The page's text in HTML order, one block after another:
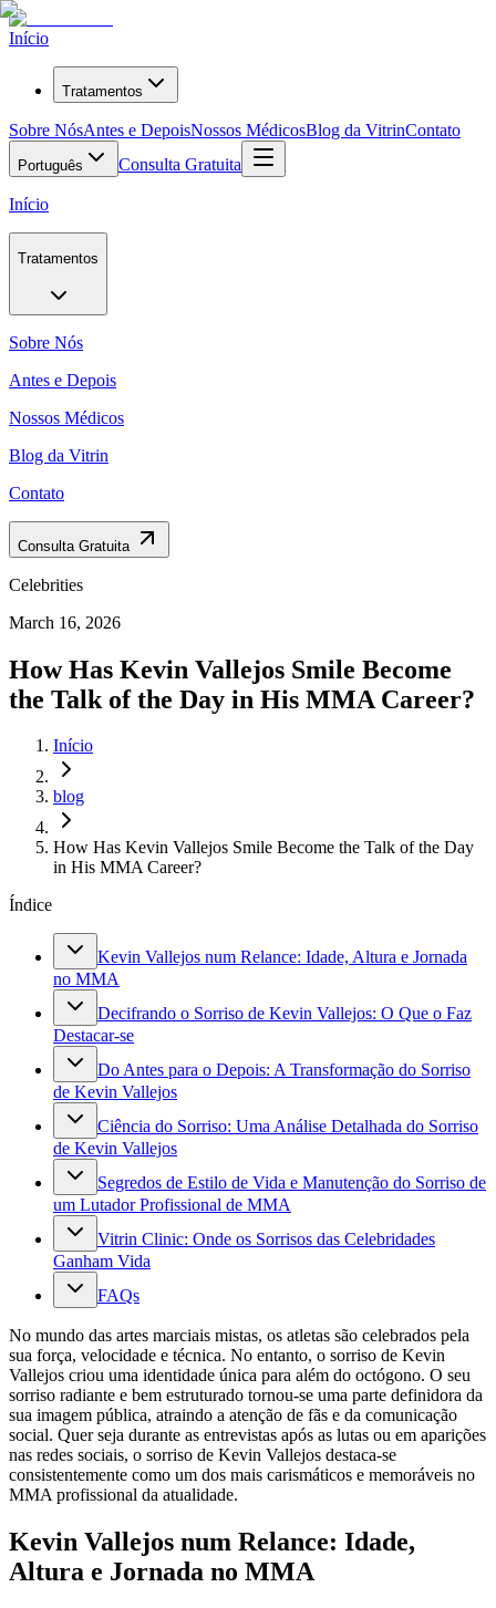
Início
Tratamentos
Sobre NósAntes e DepoisNossos MédicosBlog da VitrinContato
Português Consulta Gratuita
Início
Tratamentos
Sobre Nós
Antes e Depois
Nossos Médicos
Blog da Vitrin
Contato
Consulta Gratuita
Celebrities
March 16, 2026
How Has Kevin Vallejos Smile Become
the Talk of the Day in His MMA Career?
Início
blog
How Has Kevin Vallejos Smile Become the Talk of the Day
in His MMA Career?
Índice
Kevin Vallejos num Relance: Idade, Altura e Jornada
no MMA
Decifrando o Sorriso de Kevin Vallejos: O Que o Faz
Destacar-se
Do Antes para o Depois: A Transformação do Sorriso
de Kevin Vallejos
Ciência do Sorriso: Uma Análise Detalhada do Sorriso
de Kevin Vallejos
Segredos de Estilo de Vida e Manutenção do Sorriso de
um Lutador Profissional de MMA
Vitrin Clinic: Onde os Sorrisos das Celebridades
Ganham Vida
FAQs
No mundo das artes marciais mistas, os atletas são celebrados pela
sua força, velocidade e técnica. No entanto, o sorriso de Kevin
Vallejos criou uma identidade única para além do octógono. O seu
sorriso radiante e bem estruturado tornou-se uma parte definidora da
sua imagem pública, atraindo a atenção de fãs e da comunicação
social. Quer seja durante as entrevistas após as lutas ou em aparições
nas redes sociais, o sorriso de Kevin Vallejos destaca-se
consistentemente como um dos mais carismáticos e memoráveis no
MMA profissional da atualidade.
Kevin Vallejos num Relance: Idade,
Altura e Jornada no MMA